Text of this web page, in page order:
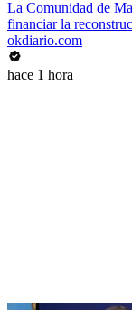
La Comunidad de
financiar la
okdiario.com
hace 1 hora